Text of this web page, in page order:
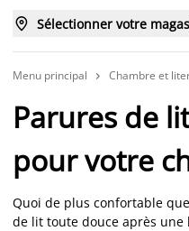
 Sélectionner votre
Menu principal  Chambre et
Parures de
pour votre
Quoi de plus confortable
de lit toute douce après une